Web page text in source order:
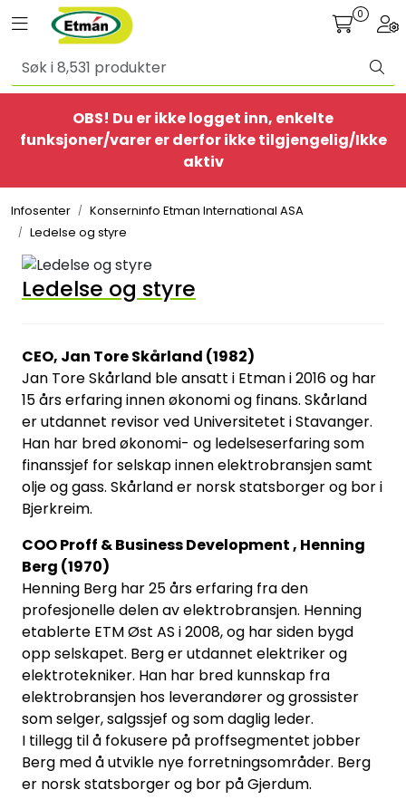
Skip to main content
Toggle navigation 0
OBS! Du er ikke logget inn, enkelte
funksjoner/varer er derfor ikke tilgjengelig/Ikke
aktiv
Infosenter
Konserninfo Etman International ASA
Ledelse og styre
Ledelse og styre
CEO, Jan Tore Skårland (1982)
Jan Tore Skårland ble ansatt i Etman i 2016 og har
15 års erfaring innen økonomi og finans. Skårland
er utdannet revisor ved Universitetet i Stavanger.
Han har bred økonomi- og ledelseserfaring som
finanssjef for selskap innen elektrobransjen samt
olje og gass. Skårland er norsk statsborger og bor i
Bjerkreim.
COO Proff & Business Development , Henning
Berg (1970)
Henning Berg har 25 års erfaring fra den
profesjonelle delen av elektrobransjen. Henning
etablerte ETM Øst AS i 2008, og har siden bygd
opp selskapet. Berg er utdannet elektriker og
elektrotekniker. Han har bred kunnskap fra
elektrobransjen hos leverandører og grossister
som selger, salgssjef og som daglig leder.
I tillegg til å fokusere på proffsegmentet jobber
Berg med å utvikle nye forretningsområder. Berg
er norsk statsborger og bor på Gjerdum.
Alle produkter
BestSelgere
Ethome
Provisorisk
Belysning
Sikringsmateriell
Kabler
Verktøy
Outlet